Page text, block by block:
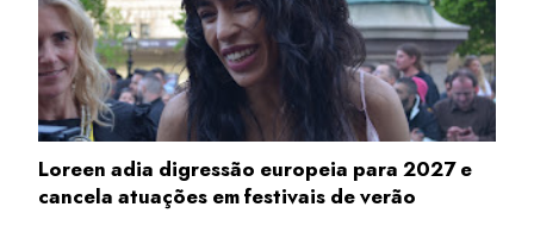
Loreen adia digressão europeia para 2027 e
cancela atuações em festivais de verão